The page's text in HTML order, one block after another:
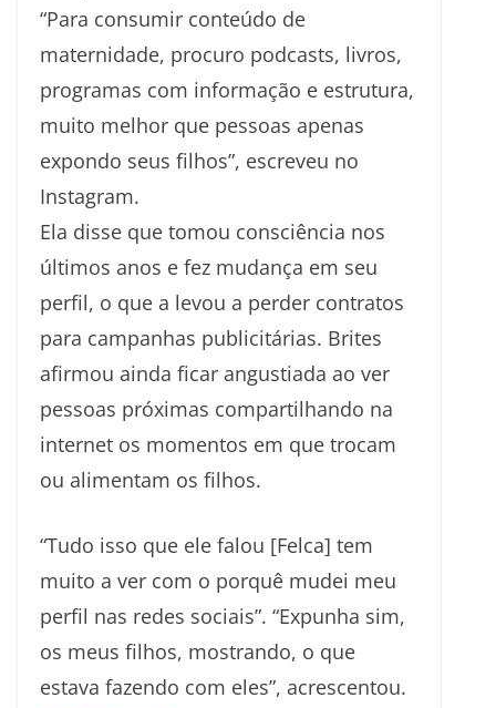
“Para consumir conteúdo de
maternidade, procuro podcasts, livros,
programas com informação e estrutura,
muito melhor que pessoas apenas
expondo seus filhos”, escreveu no
Instagram.
Ela disse que tomou consciência nos
últimos anos e fez mudança em seu
perfil, o que a levou a perder contratos
para campanhas publicitárias. Brites
afirmou ainda ficar angustiada ao ver
pessoas próximas compartilhando na
internet os momentos em que trocam
ou alimentam os filhos.
“Tudo isso que ele falou [Felca] tem
muito a ver com o porquê mudei meu
perfil nas redes sociais”. “Expunha sim,
os meus filhos, mostrando, o que
estava fazendo com eles”, acrescentou.